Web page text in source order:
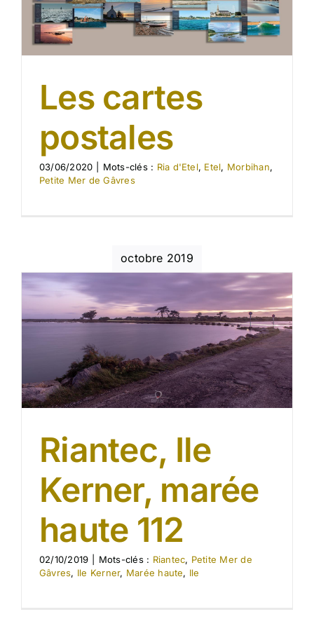
Les cartes
postales
03/06/2020 Mots-clés : Ria d'Etel, Etel, Morbihan,
Petite Mer de Gâvres
octobre 2019
Riantec, Ile
Kerner, marée
haute 112
02/10/2019 Mots-clés : Riantec, Petite Mer de
Gâvres, Ile Kerner, Marée haute, Ile